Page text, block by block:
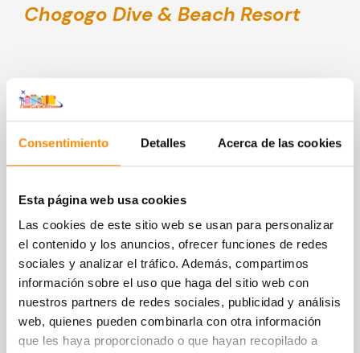
Consentimiento Detalles Acerca de las cookies
Esta página web usa cookies
Las cookies de este sitio web se usan para personalizar
el contenido y los anuncios, ofrecer funciones de redes
sociales y analizar el tráfico. Además, compartimos
información sobre el uso que haga del sitio web con
nuestros partners de redes sociales, publicidad y análisis
web, quienes pueden combinarla con otra información
que les haya proporcionado o que hayan recopilado a
Chogogo Dive & Beach Resort